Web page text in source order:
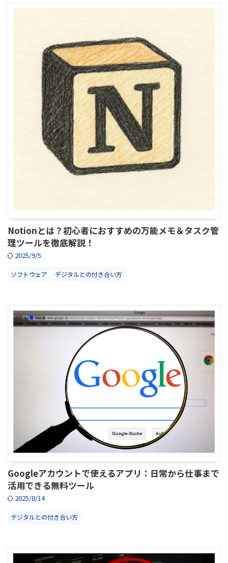
Notionとは？初心者におすすめの万能メモ＆タスク管
理ツールを徹底解説！
2025/9/5
ソフトウェア デジタルとの付き合い方
Googleアカウントで使えるアプリ：日常から仕事まで
活用できる無料ツール
2025/8/14
デジタルとの付き合い方